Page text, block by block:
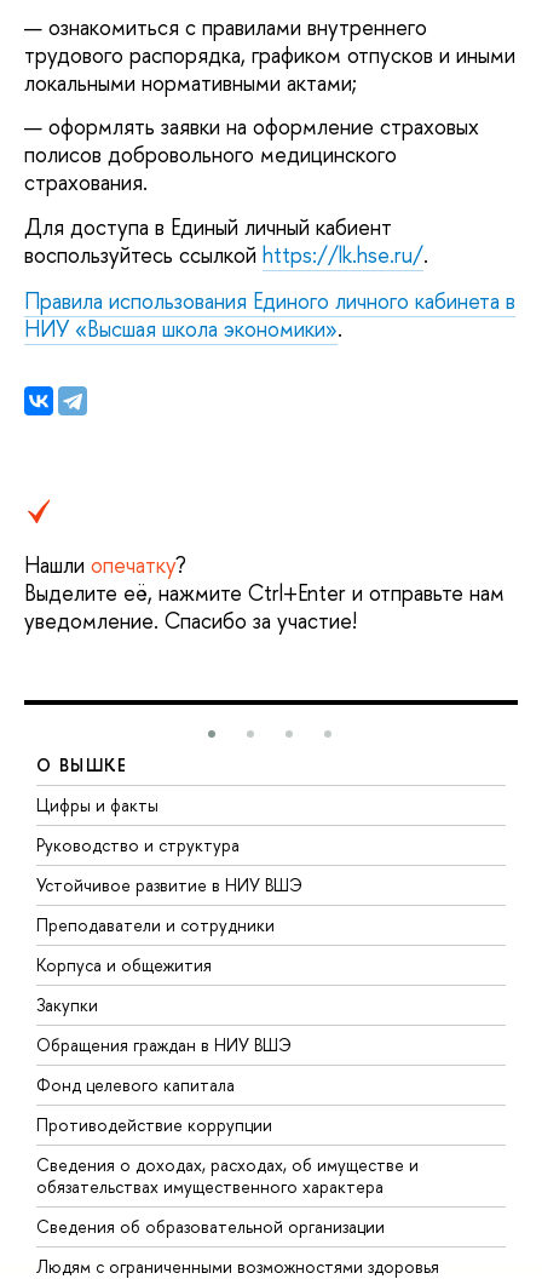
ознакомиться с правилами внутреннего
трудового распорядка, графиком отпусков и иными
локальными нормативными актами;
оформлять заявки на оформление страховых
полисов добровольного медицинского
страхования.
Для доступа в Единый личный кабиент
воспользуйтесь ссылкой https://lk.hse.ru/.
Правила использования Единого личного кабинета в
НИУ «Высшая школа экономики».
Нашли опечатку?
Выделите её, нажмите Ctrl+Enter и отправьте нам
уведомление. Спасибо за участие!
О ВЫШКЕ
Цифры и факты
Руководство и структура
Устойчивое развитие в НИУ ВШЭ
Преподаватели и сотрудники
Корпуса и общежития
Закупки
Обращения граждан в НИУ ВШЭ
Фонд целевого капитала
Противодействие коррупции
Сведения о доходах, расходах, об имуществе и
обязательствах имущественного характера
Сведения об образовательной организации
Людям с ограниченными возможностями здоровья